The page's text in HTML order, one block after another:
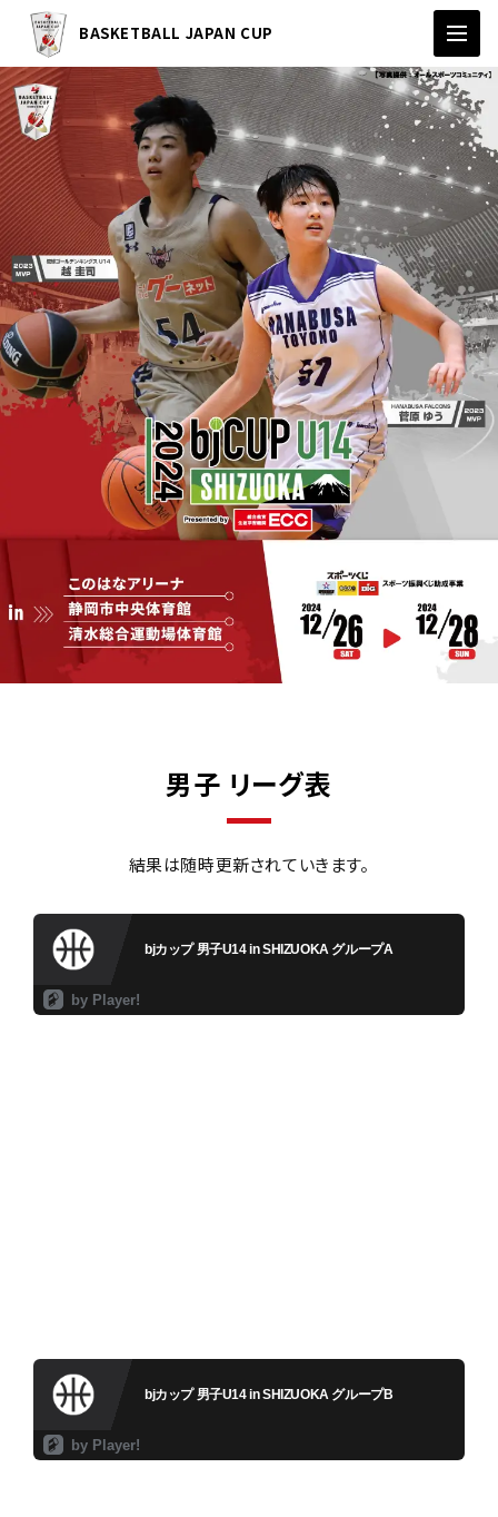
BASKETBALL JAPAN CUP
男子 リーグ表
結果は随時更新されていきます。